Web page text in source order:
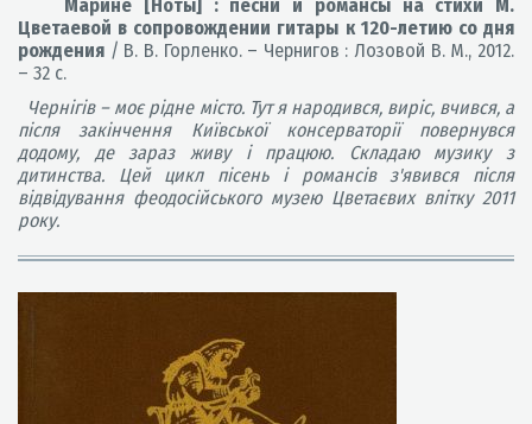
Марине [Ноты] : песни и романсы на стихи М.
Цветаевой в сопровождении гитары к 120-летию со дня
рождения / В. В. Горленко. – Чернигов : Лозовой В. М., 2012.
– 32 с.
Чернігів – моє рідне місто. Тут я народився, виріс, вчився, а
після закінчення Київської консерваторії повернувся
додому, де зараз живу і працюю. Складаю музику з
дитинства. Цей цикл пісень і романсів з'явився після
відвідування феодосійського музею Цветаєвих влітку 2011
року.